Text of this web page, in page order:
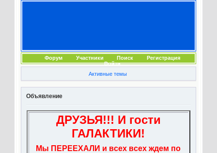
Форум Участники Поиск
Регистрация
Войти
Активные темы
Объявление
ДРУЗЬЯ!!! И гости
ГАЛАКТИКИ!
Мы ПЕРЕЕХАЛИ и всех всех ждем по